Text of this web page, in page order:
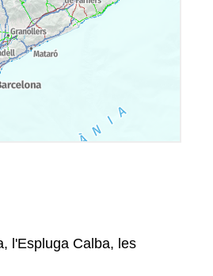
l'Espluga Calba, les